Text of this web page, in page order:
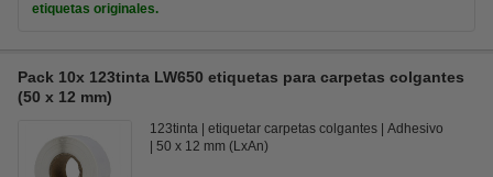
etiquetas originales.
Pack 10x 123tinta LW650 etiquetas para carpetas colgantes
(50 x 12 mm)
123tinta etiquetar carpetas colgantes
Adhesivo
50 x 12 mm (LxAn)